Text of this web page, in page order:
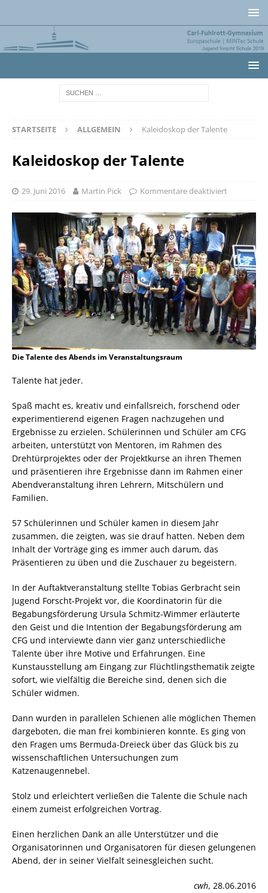
STARTSEITE ALLGEMEIN Kaleidoskop der Talente
Kaleidoskop der Talente
29. Juni 2016 Martin Pick Kommentare deaktiviert
Die Talente des Abends im Veranstaltungsraum
Talente hat jeder.
Spaß macht es, kreativ und einfallsreich, forschend oder
experimentierend eigenen Fragen nachzugehen und
Ergebnisse zu erzielen. Schülerinnen und Schüler am CFG
arbeiten, unterstützt von Mentoren, im Rahmen des
Drehtürprojektes oder der Projektkurse an ihren Themen
und präsentieren ihre Ergebnisse dann im Rahmen einer
Abendveranstaltung ihren Lehrern, Mitschülern und
Familien.
57 Schülerinnen und Schüler kamen in diesem Jahr
zusammen, die zeigten, was sie drauf hatten. Neben dem
Inhalt der Vorträge ging es immer auch darum, das
Präsentieren zu üben und die Zuschauer zu begeistern.
In der Auftaktveranstaltung stellte Tobias Gerbracht sein
Jugend Forscht-Projekt vor, die Koordinatorin für die
Begabungsförderung Ursula Schmitz-Wimmer erläuterte
den Geist und die Intention der Begabungsförderung am
CFG und interviewte dann vier ganz unterschiedliche
Talente über ihre Motive und Erfahrungen. Eine
Kunstausstellung am Eingang zur Flüchtlingsthematik zeigte
sofort, wie vielfältig die Bereiche sind, denen sich die
Schüler widmen.
Dann wurden in parallelen Schienen alle möglichen Themen
dargeboten, die man frei kombinieren konnte. Es ging von
den Fragen ums Bermuda-Dreieck über das Glück bis zu
wissenschaftlichen Untersuchungen zum
Katzenaugennebel.
Stolz und erleichtert verließen die Talente die Schule nach
einem zumeist erfolgreichen Vortrag.
Einen herzlichen Dank an alle Unterstützer und die
Organisatorinnen und Organisatoren für diesen gelungenen
Abend, der in seiner Vielfalt seinesgleichen sucht.
cwh, 28.06.2016